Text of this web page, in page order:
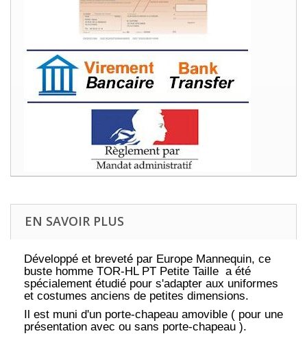
EN SAVOIR PLUS
Développé et breveté par Europe Mannequin, ce
buste homme TOR-HL PT Petite Taille a été
spécialement étudié pour s'adapter aux uniformes
et costumes anciens de petites dimensions.
Il est muni d'un porte-chapeau amovible ( pour une
présentation avec ou sans porte-chapeau ).